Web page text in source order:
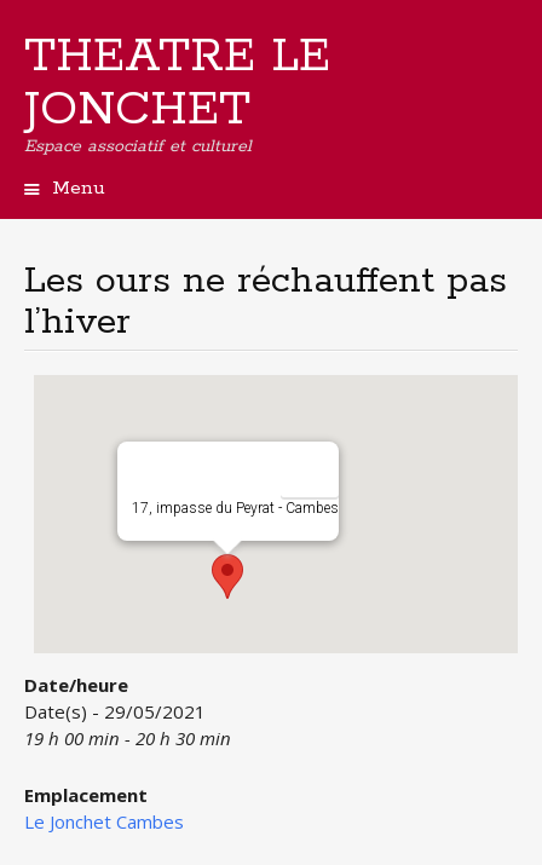
THEATRE LE
JONCHET
Espace associatif et culturel
Menu
principal
Les ours ne réchauffent pas
l’hiver
17, impasse du Peyrat - Cambes
Date/heure
Date(s) - 29/05/2021
19 h 00 min - 20 h 30 min
Emplacement
Le Jonchet Cambes